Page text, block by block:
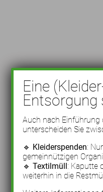
Eine
Entsorgung
Auch nach
unterscheiden Sie
🔹 Kleiderspenden:
gemeinnützigen
🔹Textilmüll: Kaputte
weiterhin in die